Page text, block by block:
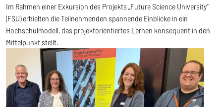
Im Rahmen einer Exkursion des Projekts „Future Science University“
(FSU) erhielten die Teilnehmenden spannende Einblicke in ein
Hochschulmodell, das projektorientiertes Lernen konsequent in den
Mittelpunkt stellt.